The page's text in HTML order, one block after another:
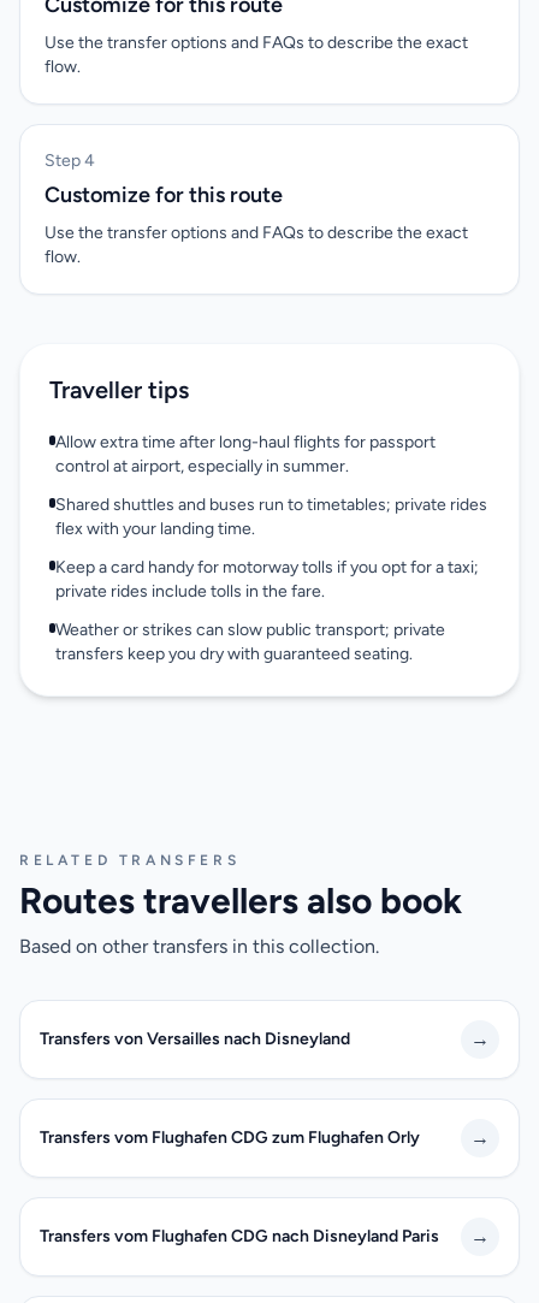
Use the transfer options and FAQs to describe the exact
flow.
Step 4
Customize for this route
Use the transfer options and FAQs to describe the exact
flow.
Traveller tips
Allow extra time after long-haul flights for passport
control at airport, especially in summer.
Shared shuttles and buses run to timetables; private rides
flex with your landing time.
Keep a card handy for motorway tolls if you opt for a taxi;
private rides include tolls in the fare.
Weather or strikes can slow public transport; private
transfers keep you dry with guaranteed seating.
RELATED TRANSFERS
Routes travellers also book
Based on other transfers in this collection.
Transfers von Versailles nach Disneyland →
Transfers vom Flughafen CDG zum Flughafen Orly →
Transfers vom Flughafen CDG nach Disneyland Paris →